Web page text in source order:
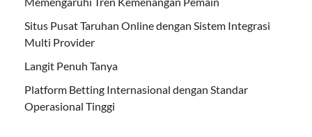
Situs Pusat Taruhan Online dengan Sistem Integrasi
Multi Provider
Langit Penuh Tanya
Platform Betting Internasional dengan Standar
Operasional Tinggi